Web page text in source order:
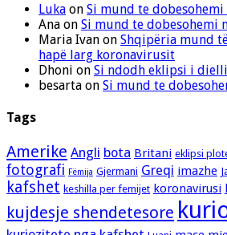
Luka on Si mund te
Ana on Si mund te dobesohemi
Maria Ivan on Shqipëria mund
hapë larg koronavirusit
Dhoni on Si ndodh eklipsi i
besarta on Si mund te
Tags
Amerike Angli bota Britani eklipsi
fotografi Fëmija Gjermani Greqi imazhe
kafshet keshilla per femijet koronavirusi
kujdesje shendetesore